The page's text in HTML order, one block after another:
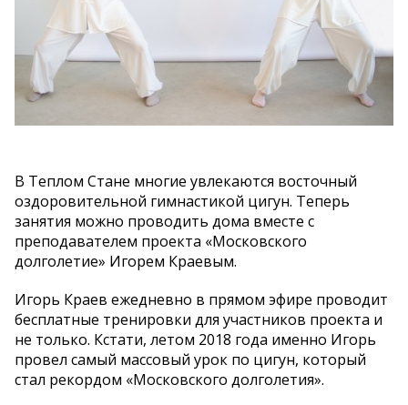
В Теплом Стане многие увлекаются восточный
оздоровительной гимнастикой цигун. Теперь
занятия можно проводить дома вместе с
преподавателем проекта «Московского
долголетие» Игорем Краевым.
Игорь Краев ежедневно в прямом эфире проводит
бесплатные тренировки для участников проекта и
не только. Кстати, летом 2018 года именно Игорь
провел самый массовый урок по цигун, который
стал рекордом «Московского долголетия».